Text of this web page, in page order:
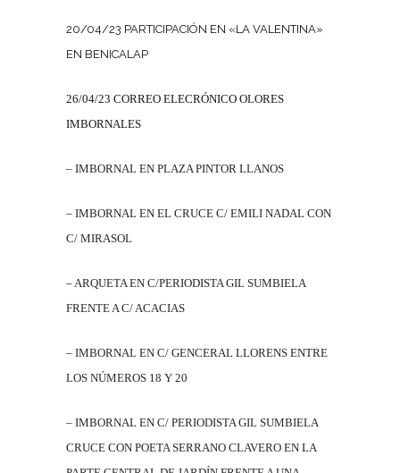
20/04/23 PARTICIPACIÓN EN «LA VALENTINA»
EN BENICALAP
26/04/23 CORREO ELECRÓNICO OLORES
IMBORNALES
– IMBORNAL EN PLAZA PINTOR LLANOS
– IMBORNAL EN EL CRUCE C/ EMILI NADAL CON
C/ MIRASOL
– ARQUETA EN C/PERIODISTA GIL SUMBIELA
FRENTE A C/ ACACIAS
– IMBORNAL EN C/ GENCERAL LLORENS ENTRE
LOS NÚMEROS 18 Y 20
– IMBORNAL EN C/ PERIODISTA GIL SUMBIELA
CRUCE CON POETA SERRANO CLAVERO EN LA